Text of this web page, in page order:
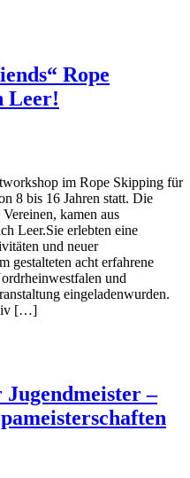
Rope
Leer!
im Rope Skipping für
8 bis 16 Jahren statt. Die
kamen aus
Leer.Sie erlebten eine
und neuer
gestalteten acht erfahrene
und
eingeladenwurden.
[…]
–